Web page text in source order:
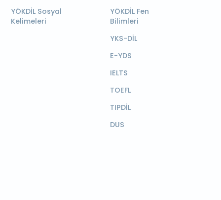
YÖKDİL Sosyal
Kelimeleri
YÖKDİL Fen
Bilimleri
YKS-DİL
E-YDS
IELTS
TOEFL
TIPDİL
DUS